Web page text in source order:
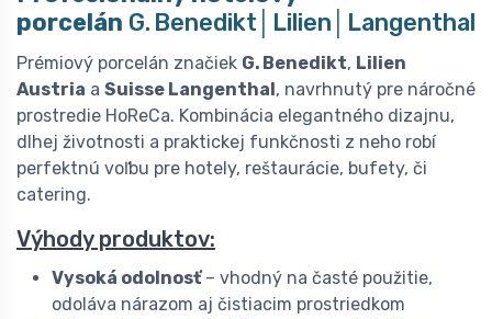
porcelán G. Benedikt│Lilien│Langenthal
Prémiový porcelán značiek G. Benedikt, Lilien
Austria a Suisse Langenthal , navrhnutý pre náročné
prostredie HoReCa. Kombinácia elegantného dizajnu,
dlhej životnosti a praktickej funkčnosti z neho robí
perfektnú voľbu pre hotely, reštaurácie, bufety, či
catering.
Výhody produktov:
Vysoká odolnosť– vhodný na časté použitie,
odoláva nárazom aj čistiacim prostriedkom